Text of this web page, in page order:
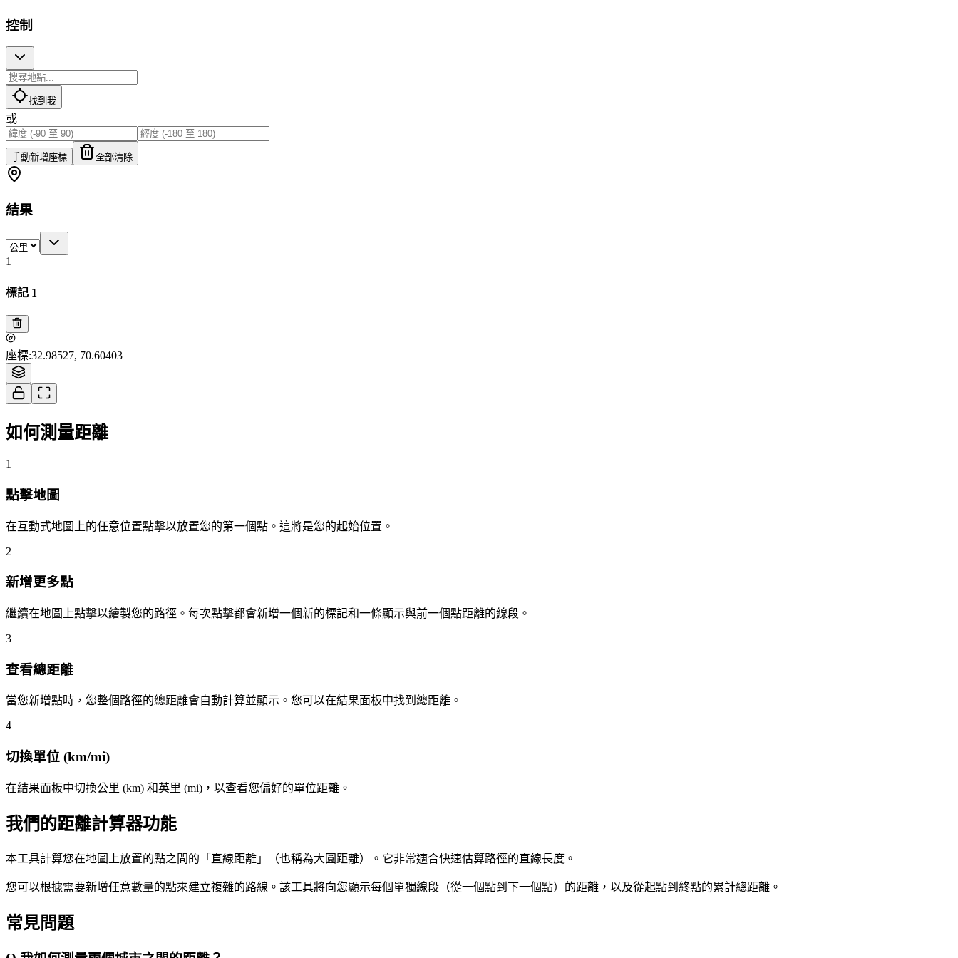
控制
找到我
或
手動新增座標 全部清除
結果
1
標記 1
座標:32.98527, 70.60403
如何測量距離
1
點擊地圖
在互動式地圖上的任意位置點擊以放置您的第一個點。這將是您的起始位置。
2
新增更多點
繼續在地圖上點擊以繪製您的路徑。每次點擊都會新增一個新的標記和一條顯示與前一個點距離的線段。
3
查看總距離
當您新增點時，您整個路徑的總距離會自動計算並顯示。您可以在結果面板中找到總距離。
4
切換單位 (km/mi)
在結果面板中切換公里 (km) 和英里 (mi)，以查看您偏好的單位距離。
我們的距離計算器功能
本工具計算您在地圖上放置的點之間的「直線距離」（也稱為大圓距離）。它非常適合快速估算路徑的直線長度。
您可以根據需要新增任意數量的點來建立複雜的路線。該工具將向您顯示每個單獨線段（從一個點到下一個點）的距離，以及從起點到終點的累計總距離。
常見問題